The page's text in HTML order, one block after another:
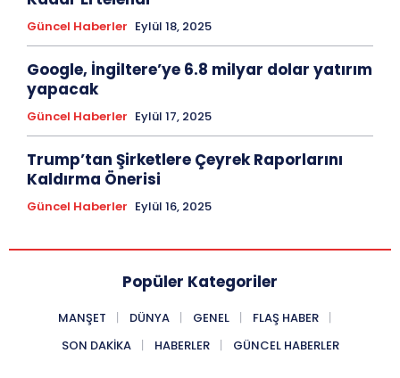
Güncel Haberler Eylül 18, 2025
Google, İngiltere’ye 6.8 milyar dolar yatırım
yapacak
Güncel Haberler Eylül 17, 2025
Trump’tan Şirketlere Çeyrek Raporlarını
Kaldırma Önerisi
Güncel Haberler Eylül 16, 2025
Popüler Kategoriler
MANŞET DÜNYA GENEL
FLAŞ HABER
SON DAKIKA
HABERLER GÜNCEL HABERLER